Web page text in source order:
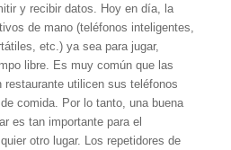
y recibir datos. Hoy en día, la
de mano (teléfonos inteligentes,
etc.) ya sea para jugar,
libre. Es muy común que las
restaurante utilicen sus teléfonos
comida. Por lo tanto, una buena
es tan importante para el
otro lugar. Los repetidores de